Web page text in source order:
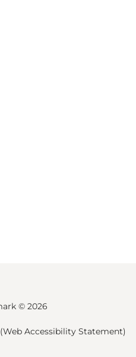
© 2026
Accessibility Statement)